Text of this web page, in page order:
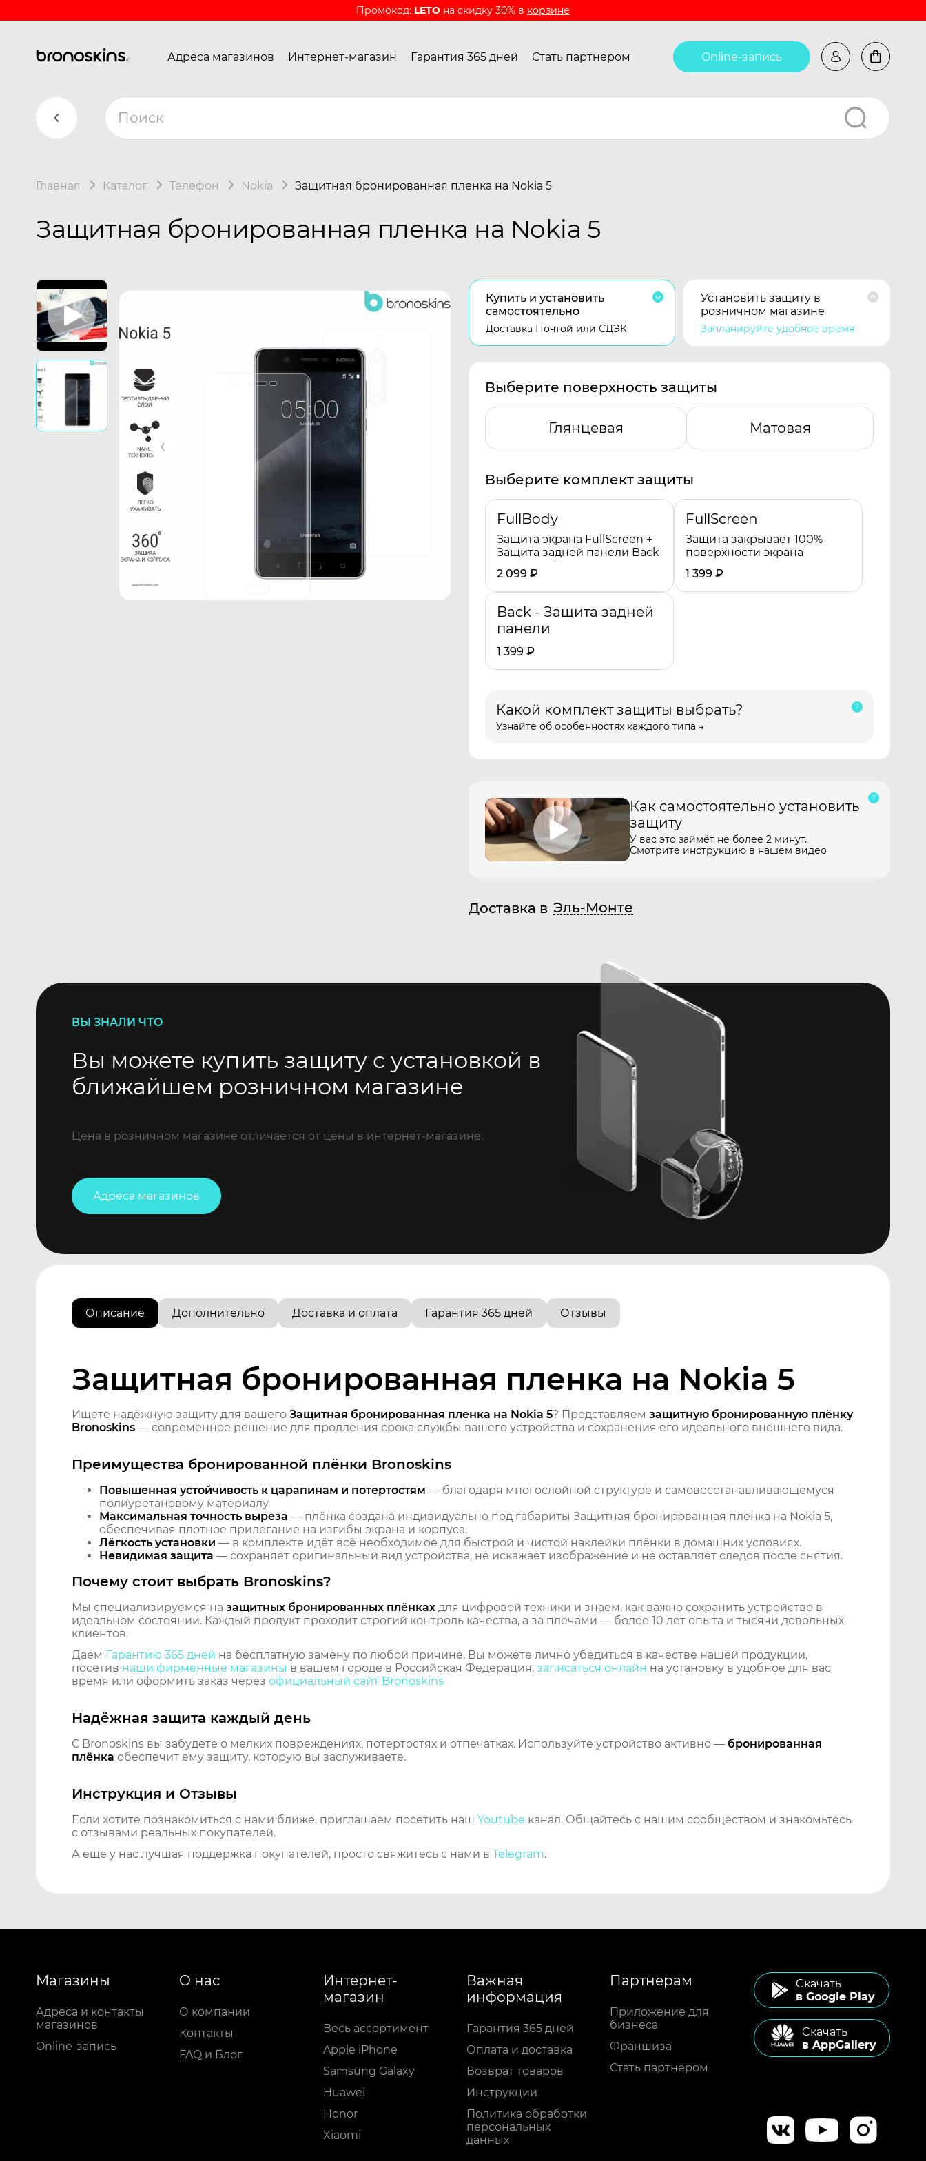
Промокод: LETO на скидку 30% в корзине
Адреса магазинов Интернет-магазин Гарантия 365 дней Стать партнером Online-запись
Главная Каталог Телефон Nokia Защитная бронированная пленка на Nokia 5
Защитная бронированная пленка на Nokia 5
Купить и установить
самостоятельно
Доставка Почтой или СДЭК
Установить защиту в
розничном магазине
Запланируйте удобное время
Выберите поверхность защиты
Глянцевая Матовая
Выберите комплект защиты
FullBody
Защита экрана FullScreen +
Защита задней панели Back
2 099 ₽
FullScreen
Защита закрывает 100%
поверхности экрана
1 399 ₽
Back - Защита задней
панели
1 399 ₽
Какой комплект защиты выбрать?
Узнайте об особенностях каждого типа →
Как самостоятельно установить
защиту
У вас это займёт не более 2 минут.
Смотрите инструкцию в нашем видео
Доставка в Эль-Монте
ВЫ ЗНАЛИ ЧТО
Вы можете купить защиту с установкой в
ближайшем розничном магазине
Цена в розничном магазине отличается от цены в интернет-магазине.
Адреса магазинов
Описание Дополнительно Доставка и оплата Гарантия 365 дней Отзывы
Защитная бронированная пленка на Nokia 5
Ищете надёжную защиту для вашего Защитная бронированная пленка на Nokia 5? Представляем защитную бронированную плёнку
Bronoskins — современное решение для продления срока службы вашего устройства и сохранения его идеального внешнего вида.
Преимущества бронированной плёнки Bronoskins
Повышенная устойчивость к царапинам и потертостям — благодаря многослойной структуре и самовосстанавливающемуся
полиуретановому материалу.
Максимальная точность выреза — плёнка создана индивидуально под габариты Защитная бронированная пленка на Nokia 5,
обеспечивая плотное прилегание на изгибы экрана и корпуса.
Лёгкость установки — в комплекте идёт всё необходимое для быстрой и чистой наклейки плёнки в домашних условиях.
Невидимая защита — сохраняет оригинальный вид устройства, не искажает изображение и не оставляет следов после снятия.
Почему стоит выбрать Bronoskins?
Мы специализируемся на защитных бронированных плёнках для цифровой техники и знаем, как важно сохранить устройство в
идеальном состоянии. Каждый продукт проходит строгий контроль качества, а за плечами — более 10 лет опыта и тысячи довольных
клиентов.
Даем Гарантию 365 дней на бесплатную замену по любой причине. Вы можете лично убедиться в качестве нашей продукции,
посетив наши фирменные магазины в вашем городе в Российская Федерация, записаться онлайн на установку в удобное для вас
время или оформить заказ через официальный сайт Bronoskins
Надёжная защита каждый день
С Bronoskins вы забудете о мелких повреждениях, потертостях и отпечатках. Используйте устройство активно — бронированная
плёнка обеспечит ему защиту, которую вы заслуживаете.
Инструкция и Отзывы
Если хотите познакомиться с нами ближе, приглашаем посетить наш Youtube канал. Общайтесь с нашим сообществом и знакомьтесь
с отзывами реальных покупателей.
А еще у нас лучшая поддержка покупателей, просто свяжитесь с нами в Telegram.
Магазины
Адреса и контакты
магазинов
Online-запись
О нас
О компании
Контакты
FAQ и Блог
Интернет-
магазин
Весь ассортимент
Apple iPhone
Samsung Galaxy
Huawei
Honor
Xiaomi
Важная
информация
Гарантия 365 дней
Оплата и доставка
Возврат товаров
Инструкции
Политика обработки
персональных
данных
Партнерам
Приложение для
бизнеса
Франшиза
Стать партнером
Cкачать
в Google Play
Cкачать
в AppGallery